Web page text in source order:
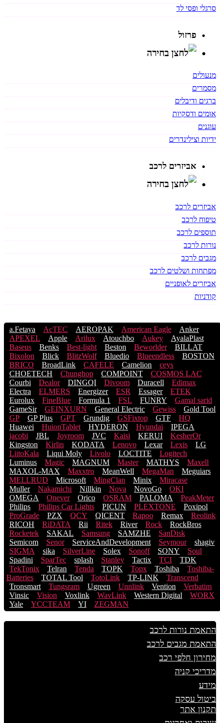
סרגלי ופסי לד
פרזול
מנעולים
מסמרים
ברגים ודיבלים
אומים ודסקיות
עוגנים
ידיות וצילינדרים
אביזרים לרכב
אביזרים לרכב
טיפוח לרכב
תוספים לרכב
נורות לרכב
מגבים לרכב
מפתחות ושלטים לרכב
אביזרים לאופניים
קודניות
a.Fetaya AcTEC AEROPAK American Eagle
Anker
APEXEL
Apple Arilux Atouchbo Aukey
AyalaPlast
Baseus
Benks Best-light Beston Beworlder
BILLAT
Bixolon
Blick BlitzWolf Bluedio Blueendless
BOSTON
BRICO
BroadLink CAFELE Camelion
ceys
CHOETECH
Chunghop COMPOINT
COSMOS LACֹ
Courbi
Dealor DINGQI Divoom Duracell
Edimax
Electra
ELMERS Energizer ESR Essager
ETEK
Eurolux
FineBlue Formula 1 FSL FUNRY
Gamal sarid
GameSir
GEINXURN General Electric Gewiss
Gold Tool
GP
GP Plus GPT Grundig GSFixtop GTF
HQ
Huawei
HuionTablet HYDERON Hyundai
IPEGA
jacobi
JBL Joyroom JVC Kaisi KERUI
KesherOr
Kingston
Kirlin KODATA Lenovo Lexar Lexis
LG
LiitoKala
Liqui Moly Livolo LOCTITE
Logitech
Luminus
Magic MAGNUM Master MATHYS
Maxell
MAXOL-MAX
Maxxtro MeanWell MegaMan
Meguiars
MELLRUD
Microsoft MingClan Minix
Miracase
Muller
Nakamichi Nillkin Nova NovoGo
OKI
OMEGA
Onever Orico OSRAM PALOMA
PeakMeter
Philips
Philips Car Lights PICUN PLEXTONE
Poxipol
ProGrade
PZX QCY QICENT Rapoo Remax
Reolink
RICOH
RiDATA Rii Ritek River Rock
RockBros
Rocketek
SAKAL Samsung SAMZHE
SanDisk
Semicom
Senor ServiceAndDevelopment Seymour
shagiv
SIGMA
sika SilverLine Solex Sonoff SONY
Soul
Spadini
SparTec splash Stanley Tactix TCI
TDK
TekTonix
Telran Tenda TOPK Topx Toshiba
Toshiba-
Batteries
TOTAL Tool TotoLink TP-LINK
Transcend
Tronsmart
Tungsram Ugreen Unnlink Vention
Verbatim
Vinsic
Vision Voxlink WavLink Western Digital
WORX
Yale
YCCTEAM YI ZEGMAN
התאמת נורות לרכב
התאמת מגבים לרכב
מחירון חלפי רכב
מדריכי קניה
מידע
ביטול עסקה
תקנון אתר